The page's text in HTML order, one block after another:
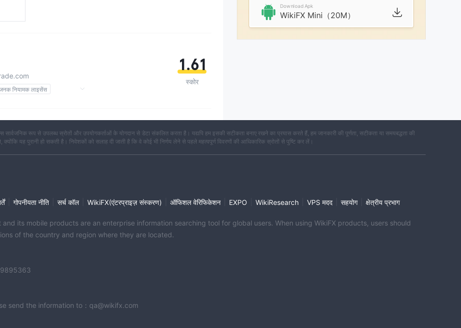
नियामक लाइसेंस
1.61
स्कोर
Download Apk
WikiFX Mini（20M）
सार्वजनिक रूप से उपलब्ध स्रोतों और उपयोगकर्ताओं के योगदान से डेटा संकलित करता है। यद्यपि हम इसकी सटीकता बनाए रखने का प्रयास करते हैं, हम जानकारी की पूर्णता, सटीकता या समयबद्धता की
क्योंकि यह पुरानी हो सकती है। निवेशकों को सलाह दी जाती है कि वे कोई भी निर्णय लेने से पहले महत्वपूर्ण विवरणों की आधिकारिक स्रोतों से पुष्टि कर लें।
गोपनीयता नीति सर्च कॉल WikiFX(एंटरप्राइज़ संस्करण) ऑफिशल वेरिफिकेशन EXPO WikiResearch VPS मदद सहयोग क्षेत्रीय प्रभाग
its mobile products are an enterprise information searching tool for global users. When using WikiFX products, users should
of the country and region where they are located.
send the information to：qa@wikifx.com